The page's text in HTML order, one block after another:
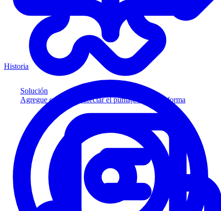
Solución
Agregue crédito sin afectar el puntaje a su plataforma
Historia